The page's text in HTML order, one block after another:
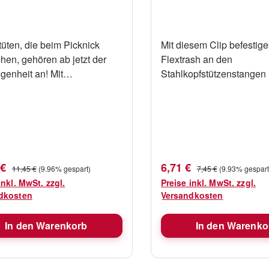
die beim Picknick
gehören ab jetzt der
an! Mit
auf die Reise zu nehmen,
genug, um neben Ihrem
zu stehen. Perfekt
Zelt oder außerhalb
Eigenschaften
Regulärer Preis:
11,45 € (9.96% gespart)
MwSt. zzgl.
In den Warenkorb
Mit diesem Clip
Flextrash an den
Stahlkopfstützenstangen
Verkaufspreis:
6,71 € Regulärer Preis:
7,45 € (9.93%
Preise inkl. MwSt. zzgl.
Versandkosten
In den